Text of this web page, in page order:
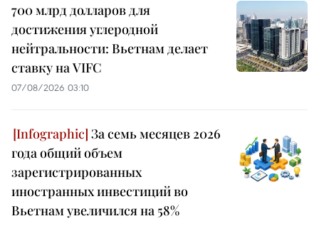
700 млрд долларов для
достижения углеродной
нейтральности: Вьетнам делает
ставку на VIFC
07/08/2026 03:10
За семь месяцев 2026
года общий объем
зарегистрированных
иностранных инвестиций во
Вьетнам увеличился на 58%